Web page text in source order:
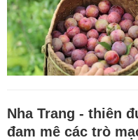
Nha Trang - thiên
đam mê các trò